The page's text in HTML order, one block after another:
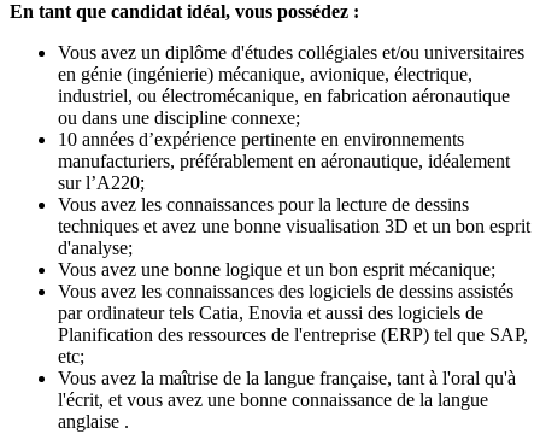
En tant que candidat idéal, vous possédez :
Vous avez un diplôme d'études collégiales et/ou universitaires
en génie (ingénierie) mécanique, avionique, électrique,
industriel, ou électromécanique, en fabrication aéronautique
ou dans une discipline connexe;
10 années d’expérience pertinente en environnements
manufacturiers, préférablement en aéronautique, idéalement
sur l’A220;
Vous avez les connaissances pour la lecture de dessins
techniques et avez une bonne visualisation 3D et un bon esprit
d'analyse;
Vous avez une bonne logique et un bon esprit mécanique;
Vous avez les connaissances des logiciels de dessins assistés
par ordinateur tels Catia, Enovia et aussi des logiciels de
Planification des ressources de l'entreprise (ERP) tel que SAP,
etc;
Vous avez la maîtrise de la langue française, tant à l'oral qu'à
l'écrit, et vous avez une bonne connaissance de la langue
anglaise .